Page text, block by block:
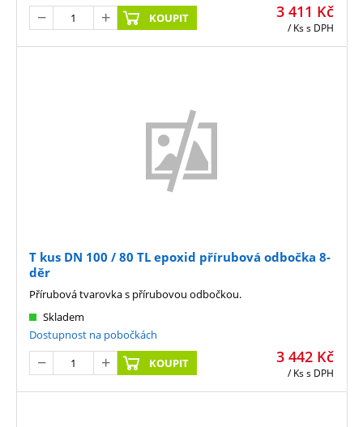
3 411 Kč
/ Kss DPH
KOUPIT
T kus DN 100 / 80 TL epoxid přírubová odbočka 8-
děr
3 442 Kč
/ Kss DPH
Skladem
Dostupnost na pobočkách
KOUPIT
Přírubová tvarovka s přírubovou odbočkou.